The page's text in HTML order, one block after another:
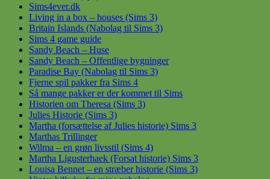
Sims4ever.dk
Living in a box – houses (Sims 3)
Britain Islands (Nabolag til Sims 3)
Sims 4 game guide
Sandy Beach – Huse
Sandy Beach – Offentlige bygninger
Paradise Bay (Nabolag til Sims 3)
Fjerne spil pakker fra Sims 4
Så mange pakker er der kommet til Sims
Historien om Theresa (Sims 3)
Julies Historie (Sims 3)
Martha (forsættelse af Julies historie) Sims 3
Marthas Trillinger
Wilma – en grøn livsstil (Sims 4)
Martha Ligusterhaek (Forsat historie) Sims 3
Louisa Bennet – en stræber historie (Sims 3)